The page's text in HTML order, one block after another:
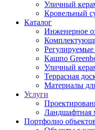
Уличный
Кровельный
Каталог
Инженерное
Кашпо
Уличный
Террасная
Материалы
Услуги
Ландшафтная
Портфолио